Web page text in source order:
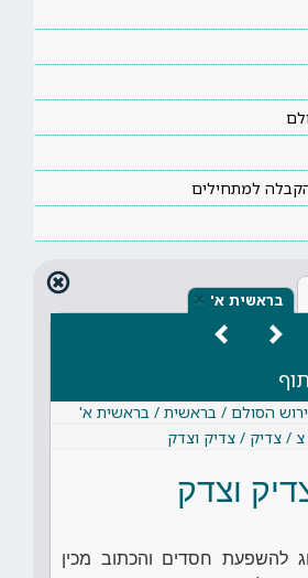
למתחילים
בראשית א' ×
הסולם / בראשית / בראשית א'
צ / צדיק / צדיק וצדק
וצדק
להשפעת חסדים והכתוב מכין